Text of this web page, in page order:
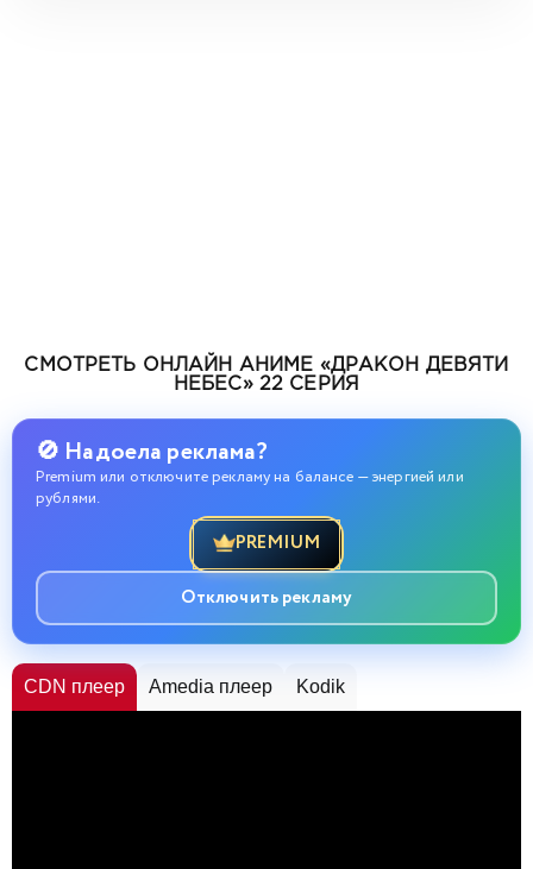
СМОТРЕТЬ ОНЛАЙН АНИМЕ «ДРАКОН ДЕВЯТИ
НЕБЕС» 22 СЕРИЯ
🚫 Надоела реклама?
Premium или отключите рекламу на балансе — энергией или
рублями.
PREMIUM
Отключить рекламу
CDN плеер Amedia плеер Kodik